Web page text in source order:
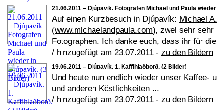
21.06.2011 – Djúpavík. Fotografen Michael und Paula
Auf einen Kurzbesuch in Djúpavík: Michael
(www.michaelandpaula.com), zwei sehr sehr
Fotographen. Ich danke euch, dass ihr für
/ hinzugefügt am 23.07.2011 - zu den Bildern
19.06.2011 – Djúpavík. 1. Kaffihlaðborð. (2 Bilder)
Und heute nun endlich wieder unser Kaffee-
und anderen Köstlichkeiten ...
/ hinzugefügt am 23.07.2011 - zu den Bildern